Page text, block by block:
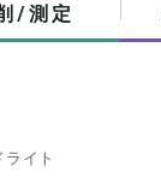
/測定
イト